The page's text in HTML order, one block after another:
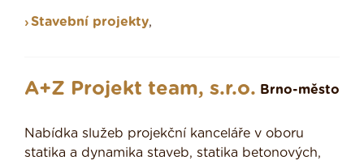
Stavební projekty,
A+Z Projekt team, s.r.o. Brno-město
Nabídka služeb projekční kanceláře v oboru
statika a dynamika staveb, statika betonových,